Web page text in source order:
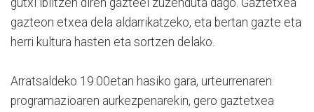
gazteon etxea dela aldarrikatzeko, eta bertan gazte eta
herri kultura hasten eta sortzen delako.
Arratsaldeko 19:00etan hasiko gara, urteurrenaren
programazioaren aurkezpenarekin, gero gaztetxea